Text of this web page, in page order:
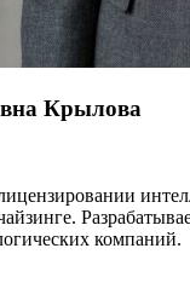
Крылова
компаний.